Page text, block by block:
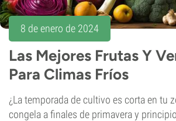
8 de enero de 2024
Las Mejores Frutas Y
Para Climas Fríos
¿La temporada de cultivo es corta en tu
congela a finales de primavera y